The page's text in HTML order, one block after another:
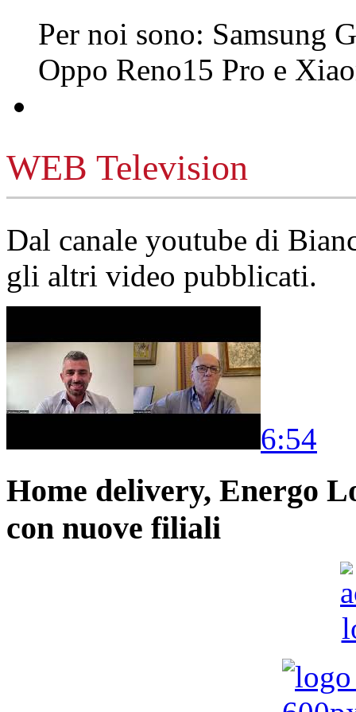
Per noi sono: Samsung
Oppo Reno15 Pro e
WEB Television
Dal canale youtube di
gli altri video pubblicati.
6:54
Home delivery, Energo
con nuove filiali